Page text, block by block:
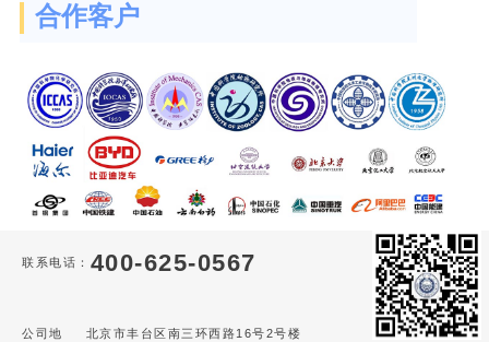
合作客户
联系电话： 400-625-0567
公司地 北京市丰台区南三环西路16号2号楼